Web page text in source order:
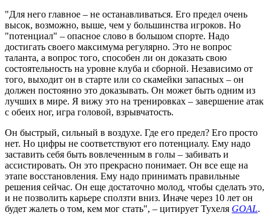
"Для него главное – не останавливаться. Его предел очень
высок, возможно, выше, чем у большинства игроков. Но
"потенциал" – опасное слово в большом спорте. Надо
достигать своего максимума регулярно. Это не вопрос
таланта, а вопрос того, способен ли он доказать свою
состоятельность на уровне клуба и сборной. Независимо от
того, выходит он в старте или со скамейки запасных – он
должен постоянно это доказывать. Он может быть одним из
лучших в мире. Я вижу это на тренировках – завершение атак
с обеих ног, игра головой, взрывчатость.
Он быстрый, сильный в воздухе. Где его предел? Его просто
нет. Но цифры не соответствуют его потенциалу. Ему надо
заставить себя быть вовлеченным в голы – забивать и
ассистировать. Он это прекрасно понимает. Он все еще на
этапе восстановления. Ему надо принимать правильные
решения сейчас. Он еще достаточно молод, чтобы сделать это,
и не позволить карьере сползти вниз. Иначе через 10 лет он
будет жалеть о том, кем мог стать", – цитирует Тухеля GOAL.